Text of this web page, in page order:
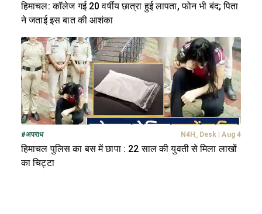
हिमाचल: कॉलेज गई 20 वर्षीय छात्रा हुई लापता, फोन भी बंद; पिता
ने जताई इस बात की आशंका
#अपराध N4H_Desk Aug 4
हिमाचल पुलिस का बस में छापा : 22 साल की युवती से मिला लाखों
का चिट्टा